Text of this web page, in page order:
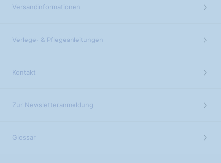
Versandinformationen
Verlege- & Pflegeanleitungen
Kontakt
Zur Newsletteranmeldung
Glossar